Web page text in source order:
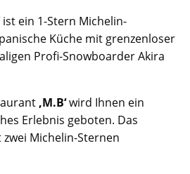
ist ein 1-Stern Michelin-
Küche mit grenzenloser
Profi-Snowboarder Akira
‚M.B‘wird Ihnen ein
Erlebnis geboten. Das
Michelin-Sternen